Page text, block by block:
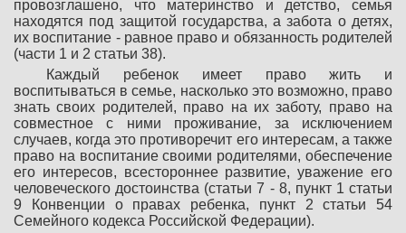
провозглашено, что материнство и детство, семья
находятся под защитой государства, а забота о детях,
их воспитание - равное право и обязанность родителей
(части 1 и 2 статьи 38).
Каждый ребенок имеет право жить и
воспитываться в семье, насколько это возможно, право
знать своих родителей, право на их заботу, право на
совместное с ними проживание, за исключением
случаев, когда это противоречит его интересам, а также
право на воспитание своими родителями, обеспечение
его интересов, всестороннее развитие, уважение его
человеческого достоинства (статьи 7 - 8, пункт 1 статьи
9 Конвенции о правах ребенка, пункт 2 статьи 54
Семейного кодекса Российской Федерации).